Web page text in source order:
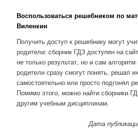
Воспользоваться решебником по
Виленкин
Получить доступ к решебнику могут
родители: сборник ГДЗ доступен на
не только результат, но и сам
родители сразу смогут понять, решал
самостоятельно или просто подгонял
Помимо этого, можно найти сборники
другим учебным дисциплинам.
Дата